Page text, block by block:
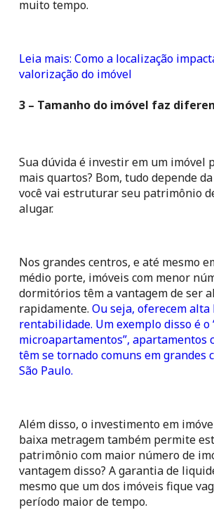
muito tempo.
Leia mais: Como a localização
valorização do imóvel
3 – Tamanho do imóvel faz
Sua dúvida é investir em um imóvel
mais quartos? Bom, tudo depende
você vai estruturar seu patrimônio
alugar.
Nos grandes centros, e até mesmo
médio porte, imóveis com menor
dormitórios têm a vantagem de ser
rapidamente. Ou seja, oferecem
rentabilidade. Um exemplo disso é o
microapartamentos”, apartamentos
têm se tornado comuns em grandes
São Paulo.
Além disso, o investimento em
baixa metragem também permite
patrimônio com maior número de
vantagem disso? A garantia de
mesmo que um dos imóveis fique
período maior de tempo.